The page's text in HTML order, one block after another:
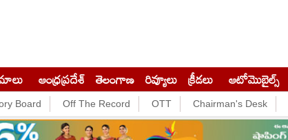
ఆంధ్రప్రదేశ్ తెలంగాణ రివ్యూలు క్రీడలు ఆటోమొబైల్స్
Board Off The Record OTT Chairman's Desk